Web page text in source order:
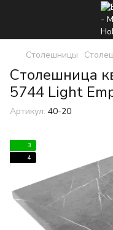
Столешницы
Столешница
5744 Light
Артикул: 40-20
3
4